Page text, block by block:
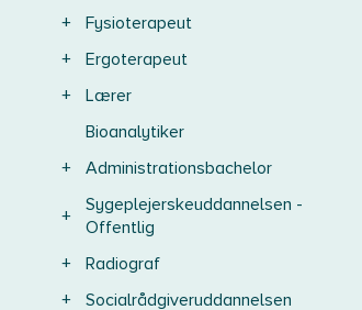
+
Fysioterapeut
+
Ergoterapeut
+
Lærer
Bioanalytiker
+
Administrationsbachelor
+
Sygeplejerskeuddannelsen -
Offentlig
+
Radiograf
+
Socialrådgiveruddannelsen